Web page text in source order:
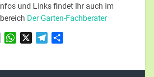
und Links findet Ihr auch im
Der Garten-Fachberater
Email WhatsApp Telegram